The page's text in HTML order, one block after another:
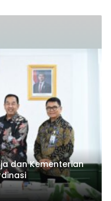
dan Kementerian